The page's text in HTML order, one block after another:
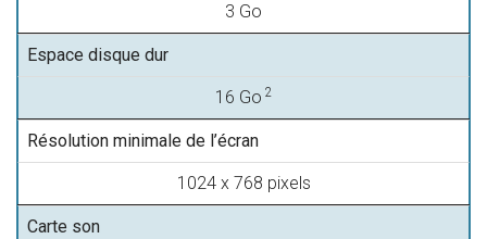
3 Go
Espace disque dur
16 Go 2
Résolution minimale de l’écran
1024 x 768 pixels
Carte son